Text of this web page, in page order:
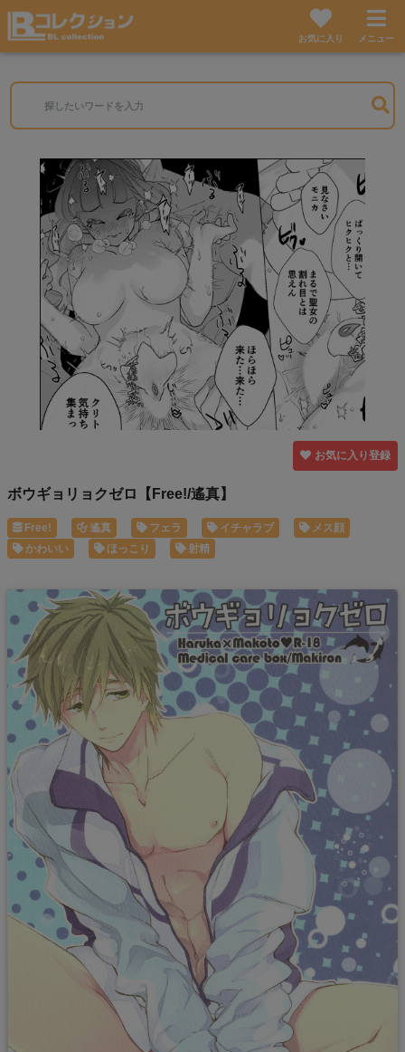
お気に入り メニュー
お気に入り登録
ボウギョリョクゼロ【Free!/遙真】
Free! 遙真 フェラ イチャラブ
メス顔
かわいい
ほっこり 射精